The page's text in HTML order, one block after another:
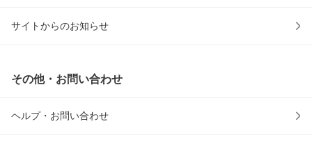
サイトからのお知らせ
その他・お問い合わせ
ヘルプ・お問い合わせ